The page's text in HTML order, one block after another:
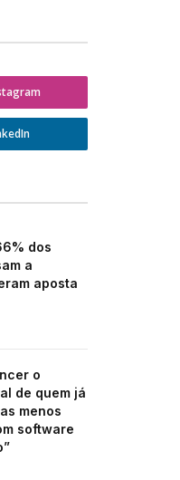
dos
a
aposta
o
de quem já
menos
software